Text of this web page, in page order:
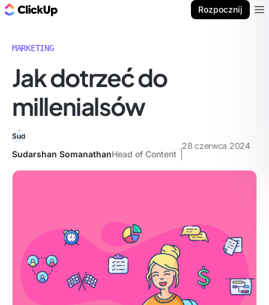
Rozpocznij
MARKETING
Jak dotrzeć do
millenialsów
Sudarshan SomanathanHead of Content
28 czerwca 2024